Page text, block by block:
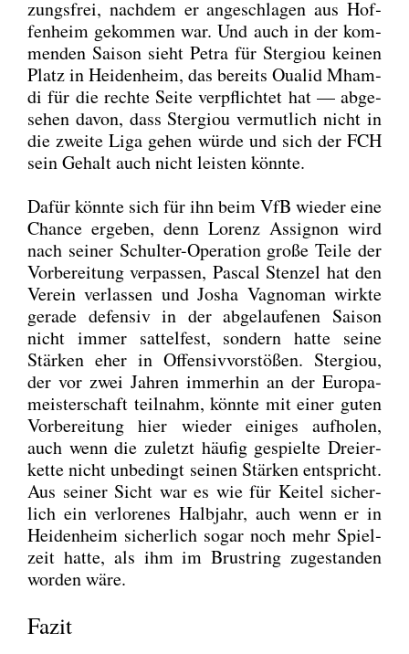
zungs­frei, nach­dem er ange­schla­gen aus Hof­
fen­heim gekom­men war. Und auch in der kom­
men­den Sai­son sieht Petra für Ster­giou kei­nen
Platz in Hei­den­heim, das bereits Oual­id Mham­
di für die rech­te Sei­te ver­pflich­tet hat — abge­
se­hen davon, dass Ster­giou ver­mut­lich nicht in
die zwei­te Liga gehen wür­de und sich der FCH
sein Gehalt auch nicht leis­ten könn­te.
Dafür könn­te sich für ihn beim VfB wie­der eine
Chan­ce erge­ben, denn Lorenz Assi­gnon wird
nach sei­ner Schul­ter-Ope­ra­ti­on gro­ße Tei­le der
Vor­be­rei­tung ver­pas­sen, Pas­cal Sten­zel hat den
Ver­ein ver­las­sen und Josha Vagno­man wirk­te
gera­de defen­siv in der abge­lau­fe­nen Sai­son
nicht immer sat­tel­fest, son­dern hat­te sei­ne
Stär­ken eher in Offen­siv­vor­stö­ßen. Ster­giou,
der vor zwei Jah­ren immer­hin an der Euro­pa­
meis­ter­schaft teil­nahm, könn­te mit einer guten
Vor­be­rei­tung hier wie­der eini­ges auf­ho­len,
auch wenn die zuletzt häu­fig gespiel­te Drei­er­
ket­te nicht unbe­dingt sei­nen Stär­ken ent­spricht.
Aus sei­ner Sicht war es wie für Kei­tel sicher­
lich ein ver­lo­re­nes Halb­jahr, auch wenn er in
Hei­den­heim sicher­lich sogar noch mehr Spiel­
zeit hat­te, als ihm im Brust­ring zuge­stan­den
wor­den wäre.
Fazit